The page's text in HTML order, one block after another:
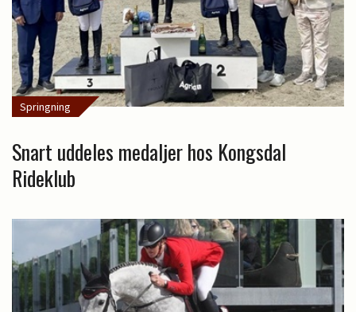
Springning
Snart uddeles medaljer hos Kongsdal
Rideklub